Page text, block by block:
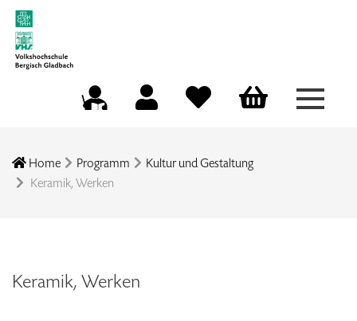
Menü
Home Programm
Kultur und Gestaltung
Keramik, Werken
Keramik, Werken